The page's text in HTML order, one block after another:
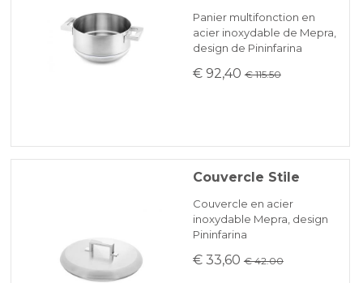
Panier multifonction en
acier inoxydable de Mepra,
design de Pininfarina
€ 92,40 € 115.50
Couvercle Stile
Couvercle en acier
inoxydable Mepra, design
Pininfarina
€ 33,60 € 42.00